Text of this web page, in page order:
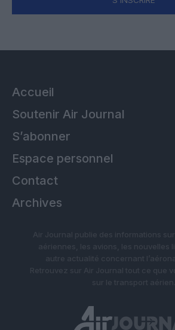
Accueil
Soutenir Air Journal
S’abonner
Espace personnel
Contact
Archives